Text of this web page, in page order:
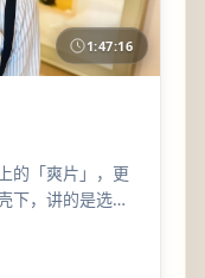
1:47:16
的「爽片」，更
下，讲的是选择